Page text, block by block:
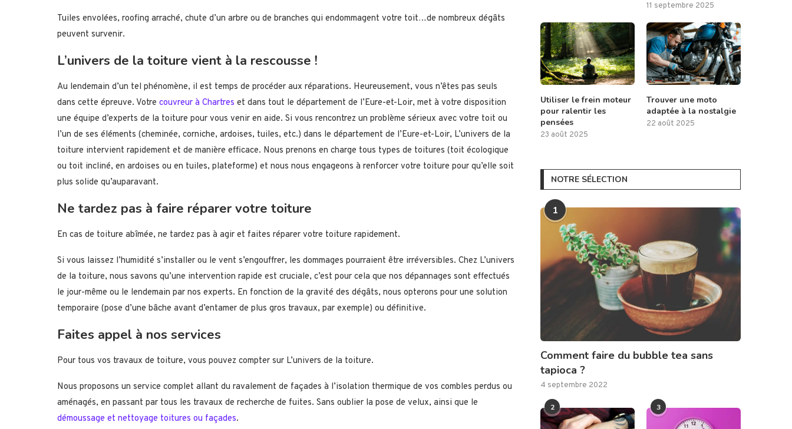
Tuiles envolées, roofing arraché, chute d’un arbre ou de branches qui endommagent votre toit…de nombreux dégâts
peuvent survenir.
L’univers de la toiture vient à la rescousse !
Au lendemain d’un tel phénomène, il est temps de procéder aux réparations. Heureusement, vous n’êtes pas seuls
dans cette épreuve. Votre couvreur à Chartres et dans tout le département de l’Eure-et-Loir, met à votre disposition
une équipe d’experts de la toiture pour vous venir en aide. Si vous rencontrez un problème sérieux avec votre toit ou
l’un de ses éléments (cheminée, corniche, ardoises, tuiles, etc.) dans le département de l’Eure-et-Loir, L’univers de la
toiture intervient rapidement et de manière efficace. Nous prenons en charge tous types de toitures (toit écologique
ou toit incliné, en ardoises ou en tuiles, plateforme) et nous nous engageons à renforcer votre toiture pour qu’elle soit
plus solide qu’auparavant.
Ne tardez pas à faire réparer votre toiture
En cas de toiture abîmée, ne tardez pas à agir et faites réparer votre toiture rapidement.
Si vous laissez l’humidité s’installer ou le vent s’engouffrer, les dommages pourraient être irréversibles. Chez L’univers
de la toiture, nous savons qu’une intervention rapide est cruciale, c’est pour cela que nos dépannages sont effectués
le jour-même ou le lendemain par nos experts. En fonction de la gravité des dégâts, nous opterons pour une solution
temporaire (pose d’une bâche avant d’entamer de plus gros travaux, par exemple) ou définitive.
Faites appel à nos services
Pour tous vos travaux de toiture, vous pouvez compter sur L’univers de la toiture.
Nous proposons un service complet allant du ravalement de façades à l’isolation thermique de vos combles perdus ou
aménagés, en passant par tous les travaux de recherche de fuites. Sans oublier la pose de velux, ainsi que le
démoussage et nettoyage toitures ou façades.
11 septembre 2025
Utiliser le frein moteur
pour ralentir les
pensées
23 août 2025
Trouver une moto
adaptée à la nostalgie
22 août 2025
NOTRE SÉLECTION
1
Comment faire du bubble tea sans
tapioca ?
4 septembre 2022
2 3